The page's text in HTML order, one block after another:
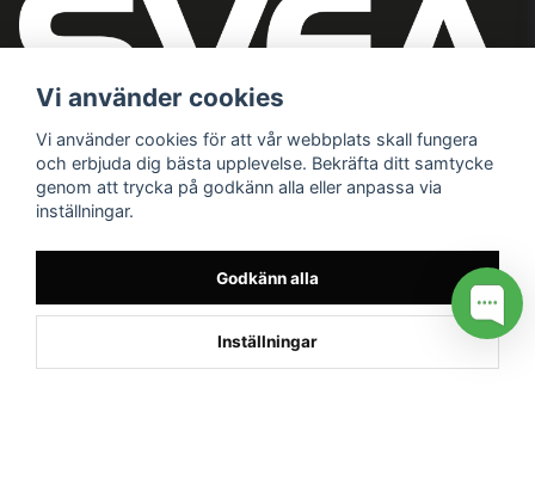
Vi använder cookies
Vi använder cookies för att vår webbplats skall fungera
och erbjuda dig bästa upplevelse. Bekräfta ditt samtycke
genom att trycka på godkänn alla eller anpassa via
inställningar.
Godkänn alla
Inställningar